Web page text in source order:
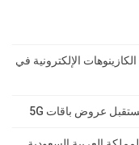
الإلكترونية في